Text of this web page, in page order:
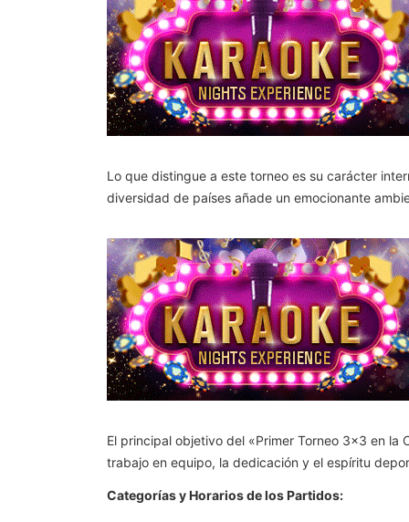
Lo que distingue a este torneo es su carácter
diversidad de países añade un emocionante
El principal objetivo del «Primer Torneo 3×3 en
trabajo en equipo, la dedicación y el espíritu
Categorías y Horarios de los Partidos: